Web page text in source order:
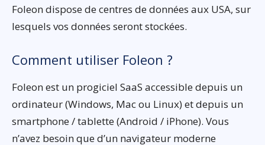
Foleon dispose de centres de données aux USA, sur
lesquels vos données seront stockées.
Comment utiliser Foleon ?
Foleon est un progiciel SaaS accessible depuis un
ordinateur (Windows, Mac ou Linux) et depuis un
smartphone / tablette (Android / iPhone). Vous
n’avez besoin que d’un navigateur moderne